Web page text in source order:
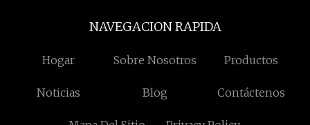
NAVEGACION RAPIDA
Hogar Sobre Nosotros Productos
Noticias Blog Contáctenos